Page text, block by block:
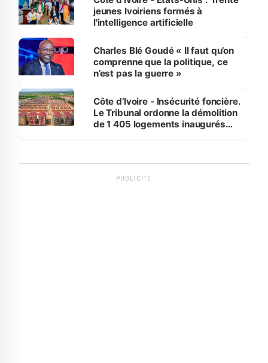
jeunes Ivoiriens formés à
l'intelligence artificielle
Charles Blé Goudé « Il faut qu’on
comprenne que la politique, ce
n’est pas la guerre »
Côte d’Ivoire - Insécurité foncière.
Le Tribunal ordonne la démolition
de 1 405 logements inaugurés
PUBLICITÉ